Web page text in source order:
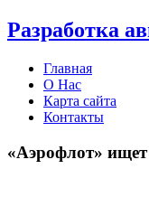
Разработка
Главная
О Нас
Карта сайта
Контакты
«Аэрофлот»